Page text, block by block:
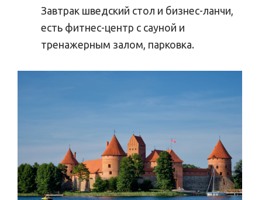
Завтрак шведский стол и бизнес-ланчи,
есть фитнес-центр с сауной и
тренажерным залом, парковка.